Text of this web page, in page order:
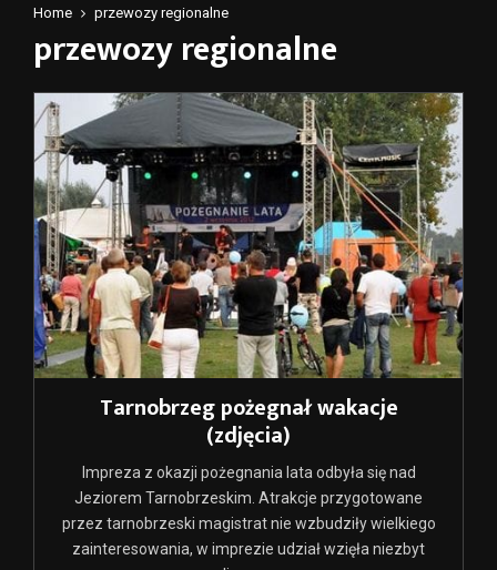
Home przewozy regionalne
przewozy regionalne
Tarnobrzeg pożegnał wakacje
(zdjęcia)
Impreza z okazji pożegnania lata odbyła się nad
Jeziorem Tarnobrzeskim. Atrakcje przygotowane
przez tarnobrzeski magistrat nie wzbudziły wielkiego
zainteresowania, w imprezie udział wzięła niezbyt